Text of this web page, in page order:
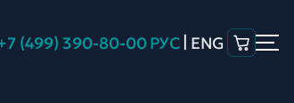
(499) 390-80-00РУС ENG